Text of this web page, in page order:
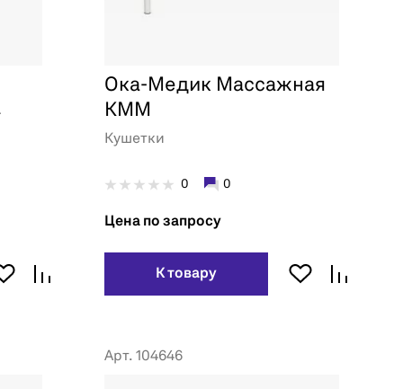
Ока-Медик Массажная
КММ
Кушетки
0 0
Цена по запросу
К товару
Арт. 104646